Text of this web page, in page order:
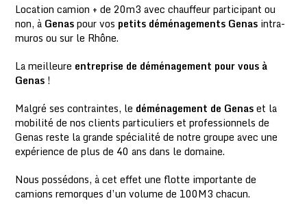
Location camion + de 20m3 avec chauffeur participant ou
non, à Genaspour vos petits déménagements Genas intra-
muros ou sur le Rhône.
La meilleure entreprise de déménagement pour vous à
Genas !
Malgré ses contraintes, le déménagement de Genaset la
mobilité de nos clients particuliers et professionnels de
Genas reste la grande spécialité de notre groupe avec une
expérience de plus de 40 ans dans le domaine.
Nous possédons, à cet effet une flotte importante de
camions remorques d’un volume de 100M3 chacun.